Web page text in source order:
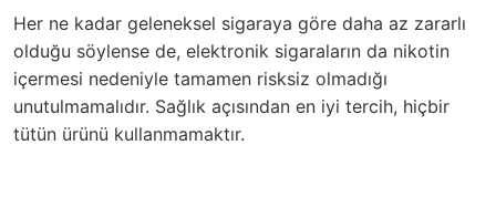
Her ne kadar geleneksel sigaraya göre daha az zararlı
olduğu söylense de, elektronik sigaraların da nikotin
içermesi nedeniyle tamamen risksiz olmadığı
unutulmamalıdır. Sağlık açısından en iyi tercih, hiçbir
tütün ürünü kullanmamaktır.